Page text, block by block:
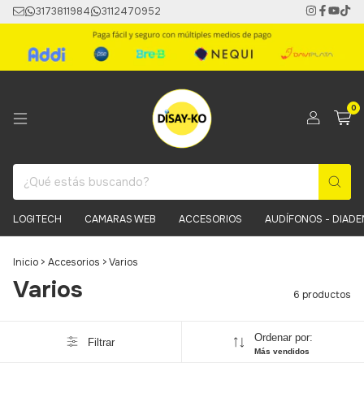
3173811984 3112470952
0
LOGITECH CAMARAS WEB ACCESORIOS AUDÍFONOS -
Inicio > Accesorios >Varios
Varios 6 productos
Filtrar Ordenar por:
Más vendidos